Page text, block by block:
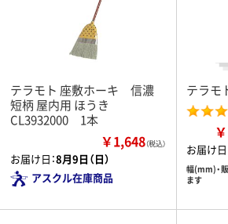
テラモト 座敷ホーキ 信濃
短柄 屋内用 ほうき
CL3932000 1本
￥1,648（税込）
お届け日：8月9日（日）
アスクル在庫商品
テラモ
お届け日
幅(mm)・
ます